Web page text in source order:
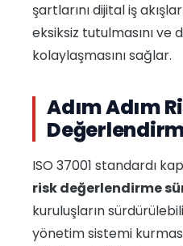
şartlarını dijital iş
eksiksiz tutulmasını ve
kolaylaşmasını sağlar.
Adım Adım
ISO 37001 standardı
risk değerlendirme
kuruluşların
yönetim sistemi